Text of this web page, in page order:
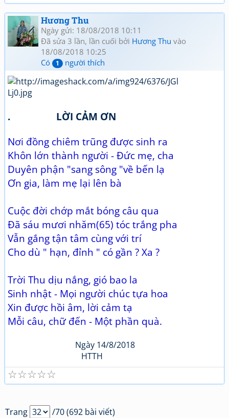
Hương Thu
Ngày gửi: 18/08/2018 10:11
Đã sửa 3 lần, lần cuối bởi Hương Thu vào
18/08/2018 10:25
Có
1 người thích
. LỜI CẢM ƠN
Nơi đồng chiêm trũng được sinh ra
Khôn lớn thành người - Đức mẹ, cha
Duyên phận "sang sông "về bến lạ
Ơn gia, làm mẹ lại lên bà
Cuộc đời chớp mắt bóng câu qua
Đã sáu mươi nhăm(65) tóc trắng pha
Vẫn gắng tận tâm cùng với trí
Cho dù " hạn, đỉnh " có gần ? Xa ?
Trời Thu dịu nắng, gió bao la
Sinh nhật - Mọi người chúc tựa hoa
Xin được hồi âm, lời cảm tạ
Mỗi câu, chữ đến - Một phần quà.
Ngày 14/8/2018
HTTH
☆
☆
☆
☆
☆
Trang /70 (692 bài viết)